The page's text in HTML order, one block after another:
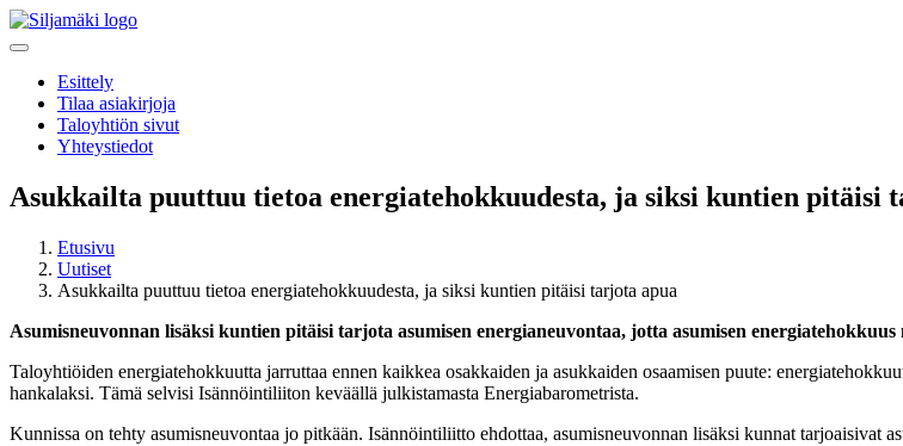
Esittely
Tilaa asiakirjoja
Taloyhtiön sivut
Yhteystiedot
Asukkailta puuttuu tietoa energiatehokkuudesta, ja siksi kuntien pitäisi
Etusivu
Uutiset
Asukkailta puuttuu tietoa energiatehokkuudesta, ja siksi kuntien pitäisi tarjota apua
Asumisneuvonnan lisäksi kuntien pitäisi tarjota asumisen energianeuvontaa, jotta asumisen
Taloyhtiöiden energiatehokkuutta jarruttaa ennen kaikkea osakkaiden ja asukkaiden osaamisen puute:
hankalaksi. Tämä selvisi Isännöintiliiton keväällä julkistamasta Energiabarometrista.
Kunnissa on tehty asumisneuvontaa jo pitkään. Isännöintiliitto ehdottaa, asumisneuvonnan lisäksi kunnat tarjoaisivat